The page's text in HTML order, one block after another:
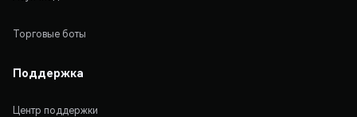
Торговые боты
Поддержка
Центр поддержки